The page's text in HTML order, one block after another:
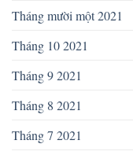
Tháng mười một 2021
Tháng 10 2021
Tháng 9 2021
Tháng 8 2021
Tháng 7 2021